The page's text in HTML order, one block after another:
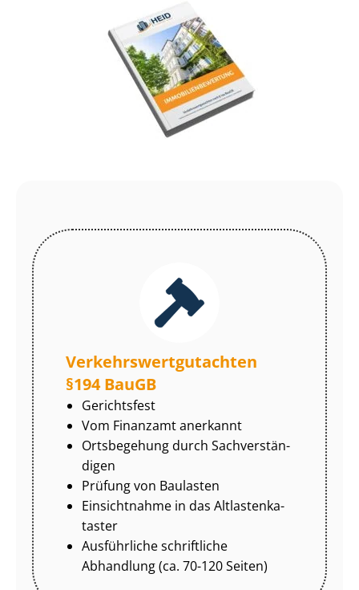
Ver­kehrs­wert­gut­ach­ten
§194 BauGB
Gerichtsfest
Vom Finanzamt anerkannt
Ortsbegehung durch Sach­ver­stän­
di­gen
Prüfung von Baulasten
Einsichtnahme in das Alt­las­ten­ka­
tas­ter
Ausführliche schriftliche
Abhandlung (ca. 70-120 Seiten)